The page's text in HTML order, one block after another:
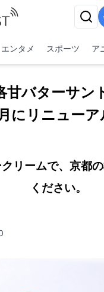
エンタメ スポーツ ア
甘バターサン
にリニューア
リームで、京都
ください。